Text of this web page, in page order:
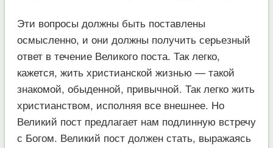
Эти вопросы должны быть поставлены
осмысленно, и они должны получить серьезный
ответ в течение Великого поста. Так легко,
кажется, жить христианской жизнью — такой
знакомой, обыденной, привычной. Так легко жить
христианством, исполняя все внешнее. Но
Великий пост предлагает нам подлинную встречу
с Богом. Великий пост должен стать, выражаясь